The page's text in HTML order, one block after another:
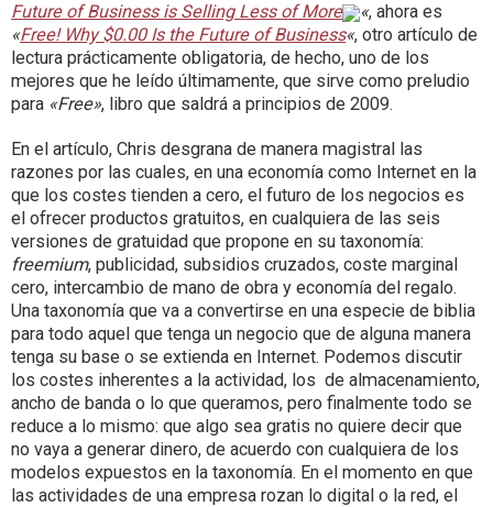
Future of Business is Selling Less of More
«, ahora es
«Free! Why $0.00 Is the Future of Business«, otro artículo de
lectura prácticamente obligatoria, de hecho, uno de los
mejores que he leído últimamente, que sirve como preludio
para «Free», libro que saldrá a principios de 2009.
En el artículo, Chris desgrana de manera magistral las
razones por las cuales, en una economía como Internet en la
que los costes tienden a cero, el futuro de los negocios es
el ofrecer productos gratuitos, en cualquiera de las seis
versiones de gratuidad que propone en su taxonomía:
freemium, publicidad, subsidios cruzados, coste marginal
cero, intercambio de mano de obra y economía del regalo.
Una taxonomía que va a convertirse en una especie de biblia
para todo aquel que tenga un negocio que de alguna manera
tenga su base o se extienda en Internet. Podemos discutir
los costes inherentes a la actividad, los de almacenamiento,
ancho de banda o lo que queramos, pero finalmente todo se
reduce a lo mismo: que algo sea gratis no quiere decir que
no vaya a generar dinero, de acuerdo con cualquiera de los
modelos expuestos en la taxonomía. En el momento en que
las actividades de una empresa rozan lo digital o la red, el